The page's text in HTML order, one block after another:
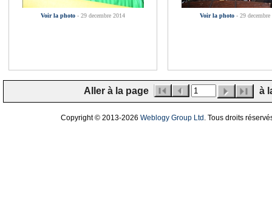
Voir la photo - 29 decembre 2014 Voir la photo - 29 decembre
Aller à la page à
Copyright © 2013-2026 Weblogy Group Ltd . Tous droits